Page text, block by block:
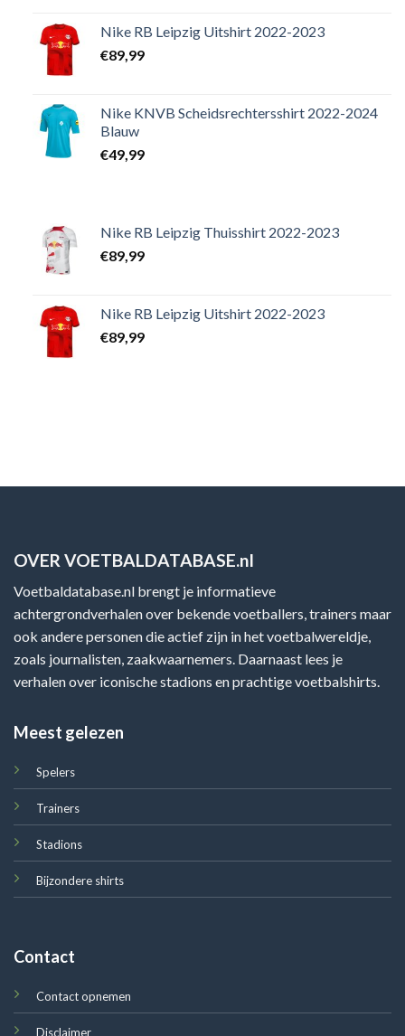
Nike RB Leipzig Uitshirt 2022-2023
€89,99
Nike KNVB Scheidsrechtersshirt 2022-2024
Blauw
€49,99
Nike RB Leipzig Thuisshirt 2022-2023
€89,99
Nike RB Leipzig Uitshirt 2022-2023
€89,99
OVER VOETBALDATABASE.nl
Voetbaldatabase.nl brengt je informatieve
achtergrondverhalen over bekende voetballers, trainers maar
ook andere personen die actief zijn in het voetbalwereldje,
zoals journalisten, zaakwaarnemers. Daarnaast lees je
verhalen over iconische stadions en prachtige voetbalshirts.
Meest gelezen
Spelers
Trainers
Stadions
Bijzondere shirts
Contact
Contact opnemen
Disclaimer